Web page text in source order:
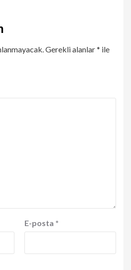
Gerekli alanlar* ile
E-posta *